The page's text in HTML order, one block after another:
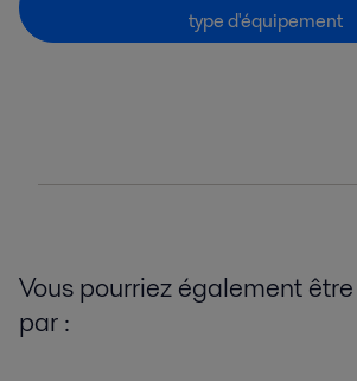
type d'équipement
Vous pourriez également
par :